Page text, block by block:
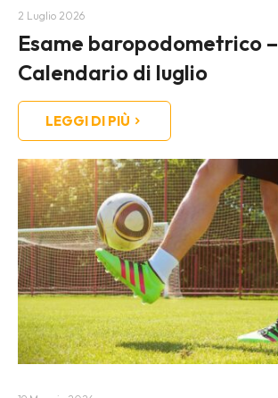
2 Luglio 2026
Esame baropodometrico –
Calendario di luglio
LEGGI DI PIÙ